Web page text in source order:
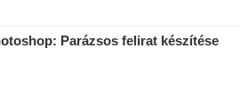
Parázsos felirat készítése